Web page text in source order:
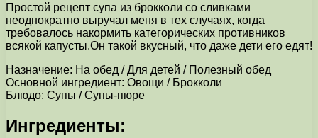
Простой рецепт супа из брокколи со сливками
неоднократно выручал меня в тех случаях, когда
требовалось накормить категорических противников
всякой капусты.Он такой вкусный, что даже дети его едят!
Назначение: На обед / Для детей / Полезный обед
Основной ингредиент: Овощи / Брокколи
Блюдо: Супы / Супы-пюре
Ингредиенты: